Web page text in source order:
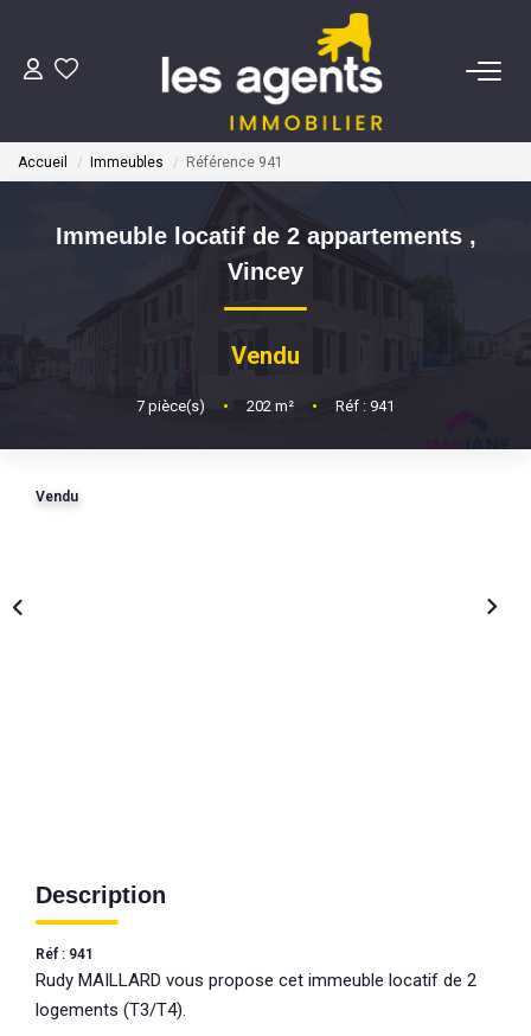
ACHETER
NOS AGENTS
BIENS VENDUS
ESTIMATION
Accueil Immeubles Référence 941
Immeuble locatif de 2 appartements ,
Vincey
Vendu
7 pièce(s) • 202 m² • Réf : 941
Vendu
Description
Réf : 941
Rudy MAILLARD vous propose cet immeuble locatif de 2
logements (T3/T4).